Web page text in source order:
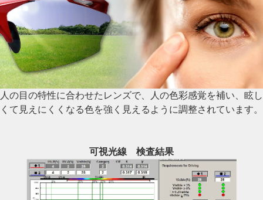
人の目の特性に合わせたレンズで、人の色彩感覚を補い、眩し
くて見えにくくなる色を強く見えるように調整されています。
可視光線 検査結果